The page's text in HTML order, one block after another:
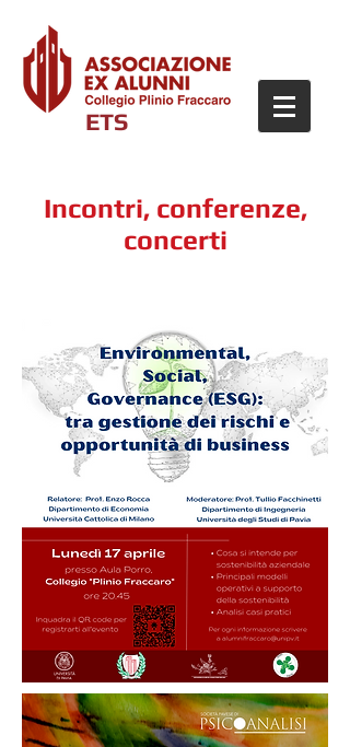
ETS
Incontri, conferenze,
concerti